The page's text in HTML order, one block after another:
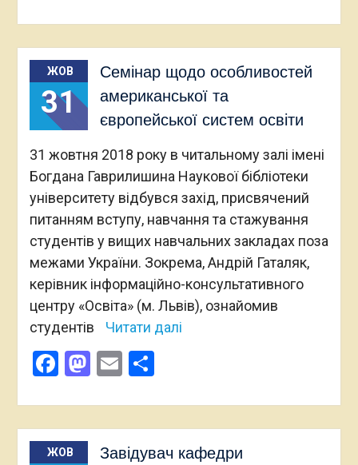
ЖОВ
31
Семінар щодо особливостей
американської та
європейської систем освіти
31 жовтня 2018 року в читальному залі імені
Богдана Гаврилишина Наукової бібліотеки
університету відбувся захід, присвячений
питанням вступу, навчання та стажування
студентів у вищих навчальних закладах поза
межами України. Зокрема, Андрій Гаталяк,
керівник інформацiйно-консультативного
центру «Освiта» (м. Львів), ознайомив
студентів
Читати далі
Facebook
Mastodon
EmailПоділитися
ЖОВ
Завідувач кафедри